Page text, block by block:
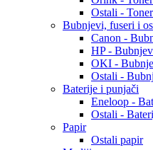
Ostali -
Bubnjevi, fuseri i
Canon -
HP -
OKI -
Ostali -
Baterije i punjači
Eneloop -
Ostali -
Papir
Ostali papir